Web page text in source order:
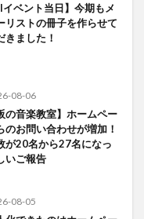
イベント当日】今期もメ
リストの冊子を作らせて
きました！
08-06
の音楽教室】ホームペー
のお問い合わせが増加！
が20名から27名になっ
いご報告
08-05